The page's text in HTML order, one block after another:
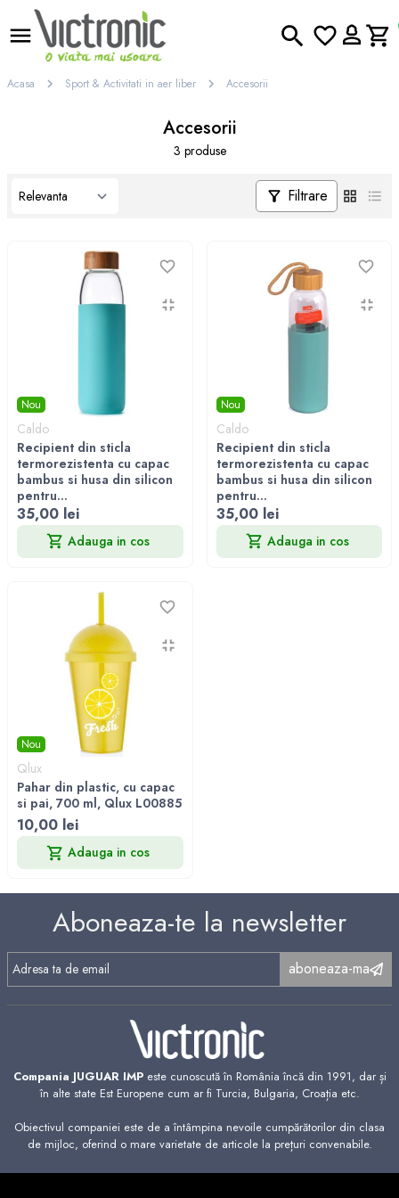
Acasa Sport & Activitati in aer liber Accesorii
Accesorii
3 produse
Filtrare
Nou
Caldo
Recipient din sticla
termorezistenta cu capac
bambus si husa din silicon
pentru...
35,00 lei
Adauga in cos
Nou
Caldo
Recipient din sticla
termorezistenta cu capac
bambus si husa din silicon
pentru...
35,00 lei
Adauga in cos
Nou
Qlux
Pahar din plastic, cu capac
si pai, 700 ml, Qlux L00885
10,00 lei
Adauga in cos
Aboneaza-te la newsletter
aboneaza-ma
Compania JUGUAR IMPeste cunoscută în România încă din 1991, dar și
în alte state Est Europene cum ar fi Turcia, Bulgaria, Croația etc.
Obiectivul companiei este de a întâmpina nevoile cumpărătorilor din clasa
de mijloc, oferind o mare varietate de articole la prețuri convenabile.